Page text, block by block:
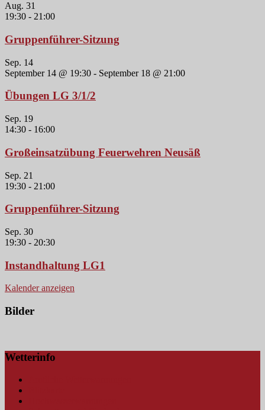
Aug. 31
19:30 - 21:00
Gruppenführer-Sitzung
Sep. 14
September 14 @ 19:30 - September 18 @ 21:00
Übungen LG 3/1/2
Sep. 19
14:30 - 16:00
Großeinsatzübung Feuerwehren Neusäß
Sep. 21
19:30 - 21:00
Gruppenführer-Sitzung
Sep. 30
19:30 - 20:30
Instandhaltung LG1
Kalender anzeigen
Bilder
Wetterinfo